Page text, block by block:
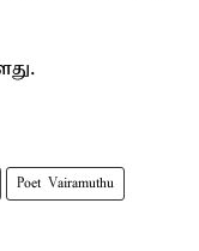
Poet Vairamuthu